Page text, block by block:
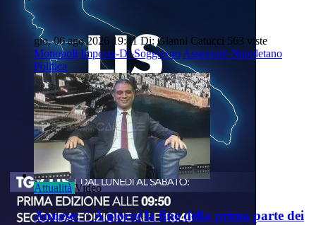
gio, 06 ago 2026 19:41 Di: Gianni Catucci 563 viste
Monopoli Imposta-Di-Soggiorno Assessore-Napoletano
Politica
Attualità Video
Annese: " A giorni la fine della prima parte dei